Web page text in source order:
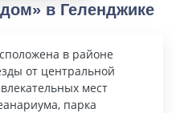
в Геленджике
в районе
от центральной
мест
парка